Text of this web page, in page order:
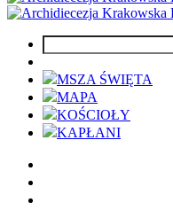
MSZA ŚWIĘTA
MAPA
KOŚCIOŁY
KAPŁANI